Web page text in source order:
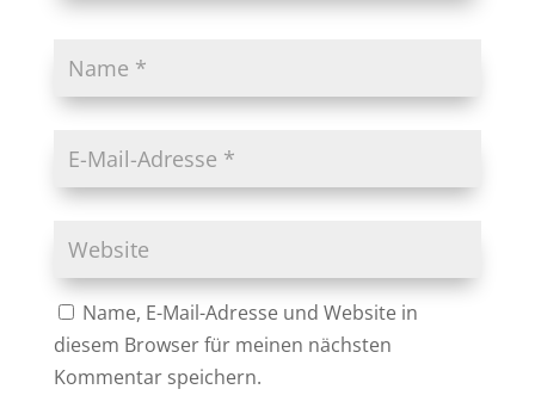
Name, E-Mail-Adresse und Website in
diesem Browser für meinen nächsten
Kommentar speichern.